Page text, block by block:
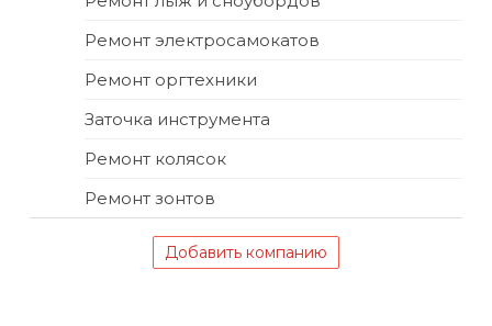
Ремонт электросамокатов
Ремонт оргтехники
Заточка инструмента
Ремонт колясок
Ремонт зонтов
Добавить компанию